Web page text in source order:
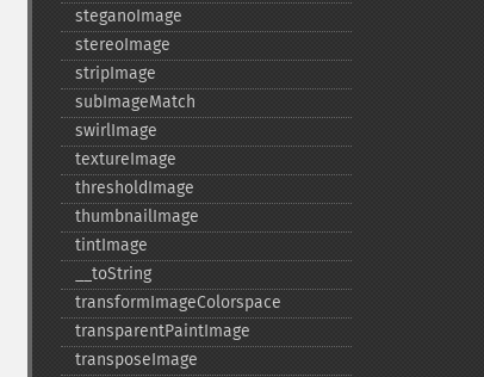
steganoImage
stereoImage
stripImage
subImageMatch
swirlImage
textureImage
thresholdImage
thumbnailImage
tintImage
_​_​toString
transformImageColorspace
transparentPaintImage
transposeImage